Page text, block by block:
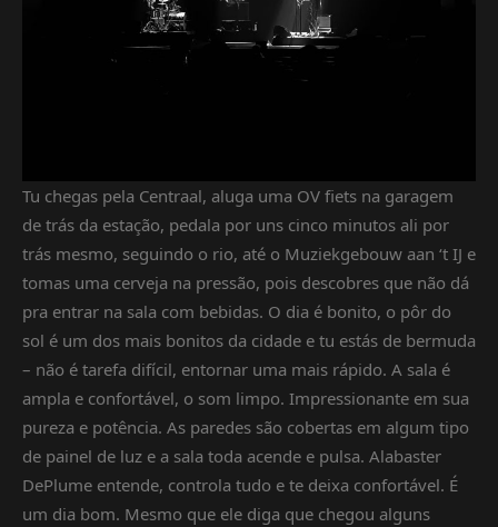
Tu chegas pela Centraal, aluga uma OV fiets na garagem
de trás da estação, pedala por uns cinco minutos ali por
trás mesmo, seguindo o rio, até o Muziekgebouw aan ‘t IJ e
tomas uma cerveja na pressão, pois descobres que não dá
pra entrar na sala com bebidas. O dia é bonito, o pôr do
sol é um dos mais bonitos da cidade e tu estás de bermuda
– não é tarefa difícil, entornar uma mais rápido. A sala é
ampla e confortável, o som limpo. Impressionante em sua
pureza e potência. As paredes são cobertas em algum tipo
de painel de luz e a sala toda acende e pulsa. Alabaster
DePlume entende, controla tudo e te deixa confortável. É
um dia bom. Mesmo que ele diga que chegou alguns